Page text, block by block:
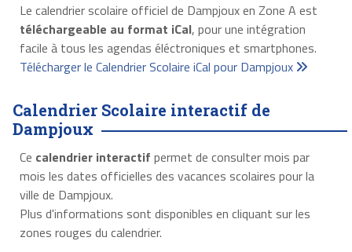
Le calendrier scolaire officiel de Dampjoux en Zone A est
téléchargeable au format iCal, pour une intégration
facile à tous les agendas éléctroniques et smartphones.
Télécharger le Calendrier Scolaire iCal pour Dampjoux
Calendrier Scolaire interactif de
Dampjoux
Ce calendrier interactif permet de consulter mois par
mois les dates officielles des vacances scolaires pour la
ville de Dampjoux.
Plus d'informations sont disponibles en cliquant sur les
zones rouges du calendrier.